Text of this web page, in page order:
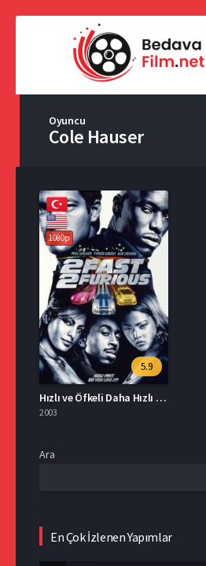
Oyuncu
Cole Hauser
1080p
5.9
Hızlı ve Öfkeli Daha Hızlı Daha Öfkeli İzle
2003
Ara
En Çok İzlenen Yapımlar